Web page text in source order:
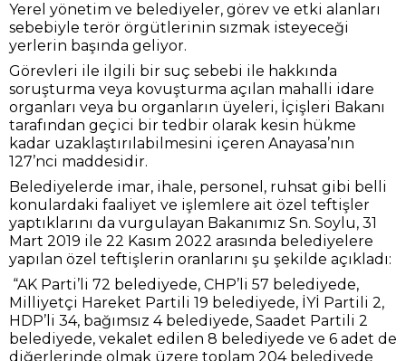
Yerel yönetim ve belediyeler, görev ve etki alanları
sebebiyle terör örgütlerinin sızmak isteyeceği
yerlerin başında geliyor.
Görevleri ile ilgili bir suç sebebi ile hakkında
soruşturma veya kovuşturma açılan mahalli idare
organları veya bu organların üyeleri, İçişleri Bakanı
tarafından geçici bir tedbir olarak kesin hükme
kadar uzaklaştırılabilmesini içeren Anayasa’nın
127’nci maddesidir.
Belediyelerde imar, ihale, personel, ruhsat gibi belli
konulardaki faaliyet ve işlemlere ait özel teftişler
yaptıklarını da vurgulayan Bakanımız Sn. Soylu, 31
Mart 2019 ile 22 Kasım 2022 arasında belediyelere
yapılan özel teftişlerin oranlarını şu şekilde açıkladı:
“AK Parti’li 72 belediyede, CHP’li 57 belediyede,
Milliyetçi Hareket Partili 19 belediyede, İYİ Partili 2,
HDP’li 34, bağımsız 4 belediyede, Saadet Partili 2
belediyede, vekalet edilen 8 belediyede ve 6 adet de
diğerlerinde olmak üzere toplam 204 belediyede